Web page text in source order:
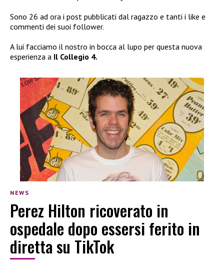
Sono 26 ad ora i post pubblicati dal ragazzo e tanti i like e
commenti dei suoi follower.
A lui facciamo il nostro in bocca al lupo per questa nuova
esperienza a Il Collegio 4.
NEWS
Perez Hilton ricoverato in
ospedale dopo essersi ferito in
diretta su TikTok